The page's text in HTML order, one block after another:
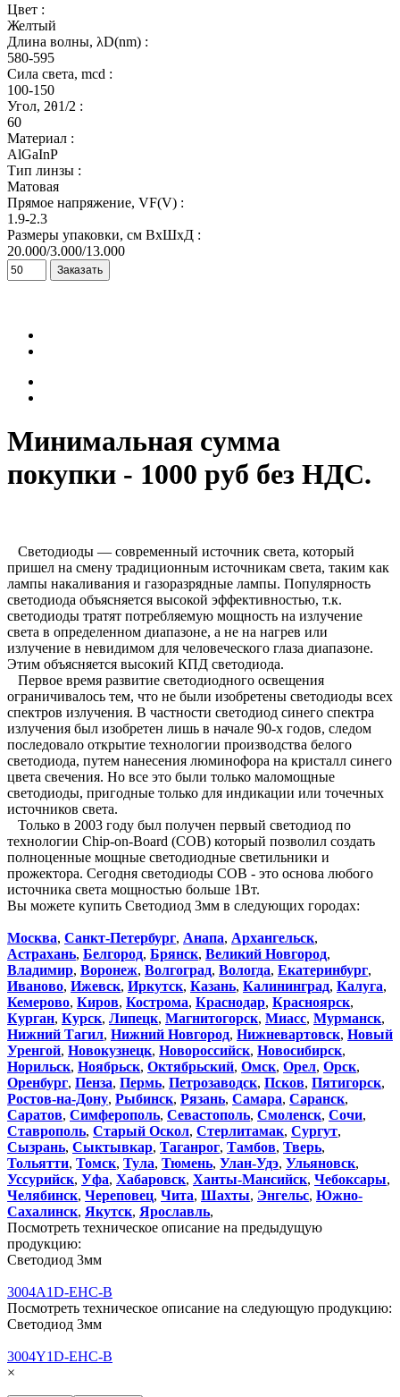
Цвет :
Желтый
Длина волны, λD(nm) :
580-595
Сила света, mcd :
100-150
Угол, 2θ1/2 :
60
Материал :
AlGaInP
Тип линзы :
Матовая
Прямое напряжение, VF(V) :
1.9-2.3
Размеры упаковки, см ВхШхД :
20.000/3.000/13.000
Минимальная сумма
покупки - 1000 руб без НДС.
Светодиоды — современный источник света, который
пришел на смену традиционным источникам света, таким как
лампы накаливания и газоразрядные лампы. Популярность
светодиода объясняется высокой эффективностью, т.к.
светодиоды тратят потребляемую мощность на излучение
света в определенном диапазоне, а не на нагрев или
излучение в невидимом для человеческого глаза диапазоне.
Этим объясняется высокий КПД светодиода.
Первое время развитие светодиодного освещения
ограничивалось тем, что не были изобретены светодиоды всех
спектров излучения. В частности светодиод синего спектра
излучения был изобретен лишь в начале 90-х годов, следом
последовало открытие технологии производства белого
светодиода, путем нанесения люминофора на кристалл синего
цвета свечения. Но все это были только маломощные
светодиоды, пригодные только для индикации или точечных
источников света.
Только в 2003 году был получен первый светодиод по
технологии Chip-on-Board (COB) который позволил создать
полноценные мощные светодиодные светильники и
прожектора. Сегодня светодиоды COB - это основа любого
источника света мощностью больше 1Вт.
Вы можете купить Светодиод 3мм в следующих городах:
Москва, Санкт-Петербург, Анапа, Архангельск,
Астрахань, Белгород, Брянск, Великий Новгород,
Владимир, Воронеж, Волгоград, Вологда, Екатеринбург,
Иваново, Ижевск, Иркутск, Казань, Калининград, Калуга,
Кемерово, Киров, Кострома, Краснодар, Красноярск,
Курган, Курск, Липецк, Магнитогорск, Миасс, Мурманск,
Нижний Тагил, Нижний Новгород, Нижневартовск, Новый
Уренгой, Новокузнецк, Новороссийск, Новосибирск,
Норильск, Ноябрьск, Октябрьский, Омск, Орел, Орск,
Оренбург, Пенза, Пермь, Петрозаводск, Псков, Пятигорск,
Ростов-на-Дону, Рыбинск, Рязань, Самара, Саранск,
Саратов, Симферополь, Севастополь, Смоленск, Сочи,
Ставрополь, Старый Оскол, Стерлитамак, Сургут,
Сызрань, Сыктывкар, Таганрог, Тамбов, Тверь,
Тольятти, Томск, Тула, Тюмень, Улан-Удэ, Ульяновск,
Уссурийск, Уфа, Хабаровск, Ханты-Мансийск, Чебоксары,
Челябинск, Череповец, Чита, Шахты, Энгельс, Южно-
Сахалинск, Якутск, Ярославль,
Посмотреть техническое описание на предыдущую
продукцию:
Светодиод 3мм
3004A1D-EHC-B
Посмотреть техническое описание на следующую продукцию:
Светодиод 3мм
3004Y1D-EHC-B
×